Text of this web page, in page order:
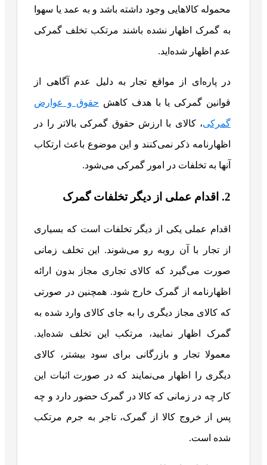
محموله کالاهایی وجود داشته باشد و به عمد یا سهوا
به گمرک اظهار نشده باشند مرتکب تخلف گمرکی
عدم اظهار شده‌اید.
در پاره‌ای از مواقع تجار به دلیل عدم آگاهی از
قوانین گمرکی یا با هدف کاهش حقوق و عوارض
گمرکی، کالای با ارزش حقوق گمرکی بالاتر را در
اظهارنامه ذکر نمی‌کنند و این موضوع باعث ارتکاب
آنها به تخلفات در امور گمرکی می‌شود.
2. اقدام عملی از دیگر تخلفات گمرک
اقدام عملی یکی از دیگر تخلفات است که بسیاری
از تجار با آن روبه رو می‌شوند. این تخلف زمانی
صورت می‌گیرد که کالای تجاری مجاز بدون ارائه
اظهارنامه از گمرک خارج شود. همچنین در صورتی
که کالای مجاز دیگری را به جای کالای وارد شده به
گمرک اظهار نمایید، مرتکب این تخلف شده‌اید.
معمولا تجار و بازرگانی برای سود بیشتر، کالای
دیگری را اظهار می‌نمایند که در صورت اثبات این
کار چه در زمانی که کالا در گمرک حضور دارد و چه
پس از خروج کالا از گمرک، تاجر به جرم مرتکب
شده است.